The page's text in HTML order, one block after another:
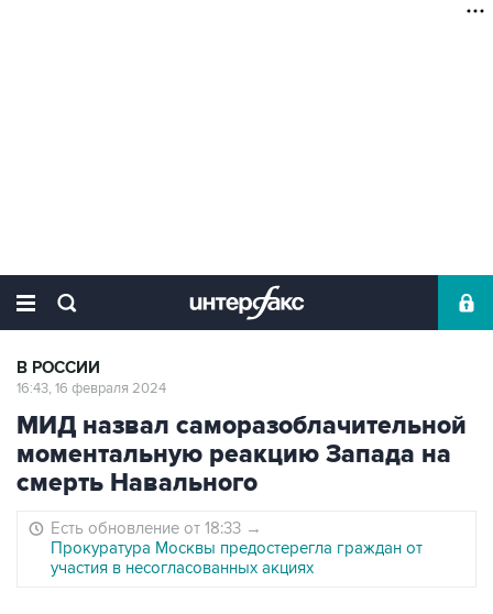
В РОССИИ
16:43, 16 февраля 2024
МИД назвал саморазоблачительной
моментальную реакцию Запада на
смерть Навального
Есть обновление от 18:33 →
Прокуратура Москвы предостерегла граждан от
участия в несогласованных акциях